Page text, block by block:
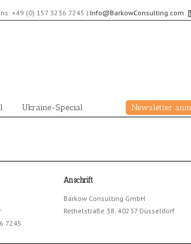
+49 (0) 157 3236 7245 | Info@BarkowConsulting.com
Ukraine-Special Newsletter
7245
Anschrift
Barkow Consulting GmbH
Rethelstraße 38, 40237 Düsseldorf